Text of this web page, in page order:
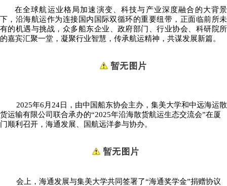
在全球航运业格局加速演变、科技与产业深度融合的大背景
下，沿海航运作为连接国内国际双循环的重要纽带，正面临前所未
有的机遇与挑战 ，众多船东企业、政府部门、行业协会 、科研院所
的嘉宾汇聚一堂， 凝聚行业智慧，传承航运精神，共谋发展新篇。
2025年6月24日 ， 由中国船东协会主办， 集美大学和中远海运散
货运输有限公司联合承办的“2025年沿海散货航运生态交流会”在厦
门顺利 召开 ，海通发展、国航远洋参与协办。
会上 ，海通发展与集美大学共同签署了“海通奖学金”捐赠协议